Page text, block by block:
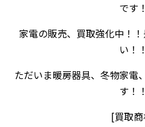
です！
家電の販売、買取強化中！
い！！
ただいま暖房器具、冬物家電
す！！
[買取